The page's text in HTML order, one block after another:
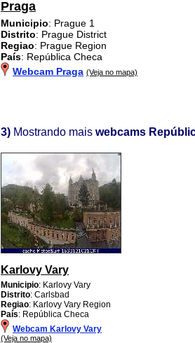
Praga
Municipio: Prague 1
Distrito: Prague District
Regiao: Prague Region
País: República Checa
Webcam Praga (Veja no mapa)
3) Mostrando mais webcams
Karlovy Vary
Municipio: Karlovy Vary
Distrito: Carlsbad
Regiao: Karlovy Vary Region
País: República Checa
Webcam Karlovy Vary
(Veja no mapa)